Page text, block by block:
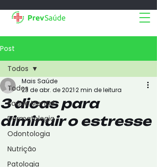
Post
Todos
Saúde Mental
Dermatologia
Odontologia
Nutrição
Patologia
Todos
3 dicas para
diminuir o estresse
Mais Saúde
23 de abr. de 20212 min de leitura